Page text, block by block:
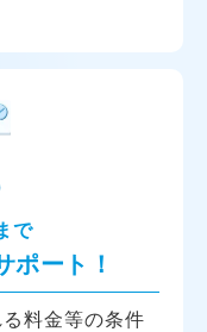
で
ポート！
料金等の条件